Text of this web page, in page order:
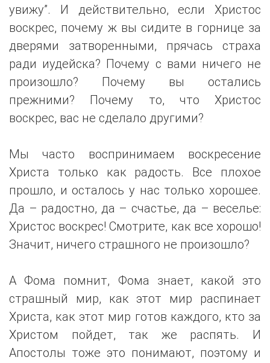
увижу”. И действительно, если Христос
воскрес, почему ж вы сидите в горнице за
дверями затворенными, прячась страха
ради иудейска? Почему с вами ничего не
произошло? Почему вы остались
прежними? Почему то, что Христос
воскрес, вас не сделало другими?
Mы часто воспринимаем воскресение
Христа только как радость. Все плохое
прошло, и осталось у нас только хорошее.
Да – радостно, да – счастье, да – веселье:
Христос воскрес! Смотрите, как все хорошо!
Значит, ничего страшного не произошло?
А Фома помнит, Фома знает, какой это
страшный мир, как этот мир распинает
Христа, как этот мир готов каждого, кто за
Христом пойдет, так же распять. И
Апостолы тоже это понимают, поэтому и